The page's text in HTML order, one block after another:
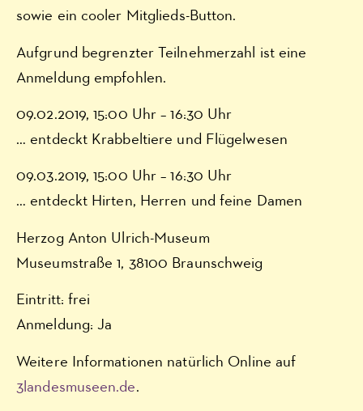
sowie ein cooler Mitglieds-Button.
Aufgrund begrenzter Teilnehmerzahl ist eine
Anmeldung empfohlen.
09.02.2019, 15:00 Uhr – 16:30 Uhr
… entdeckt Krabbeltiere und Flügelwesen
09.03.2019, 15:00 Uhr – 16:30 Uhr
… entdeckt Hirten, Herren und feine Damen
Herzog Anton Ulrich-Museum
Museumstraße 1, 38100 Braunschweig
Eintritt: frei
Anmeldung: Ja
Weitere Informationen natürlich Online auf
3landesmuseen.de.